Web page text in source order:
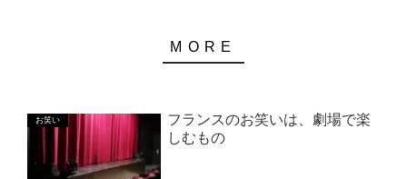
お笑い
フランスのお笑いは、劇場で楽
しむもの